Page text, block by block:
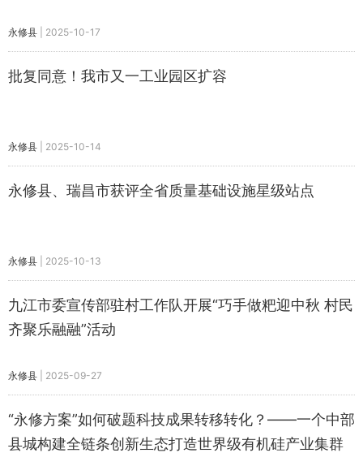
永修县 2025-10-17
批复同意！我市又一工业园区扩容
永修县 2025-10-14
永修县、瑞昌市获评全省质量基础设施星级站点
永修县 2025-10-13
九江市委宣传部驻村工作队开展“巧手做粑迎中秋 村民
齐聚乐融融”活动
永修县 2025-09-27
“永修方案”如何破题科技成果转移转化？——一个中部
县城构建全链条创新生态打造世界级有机硅产业集群